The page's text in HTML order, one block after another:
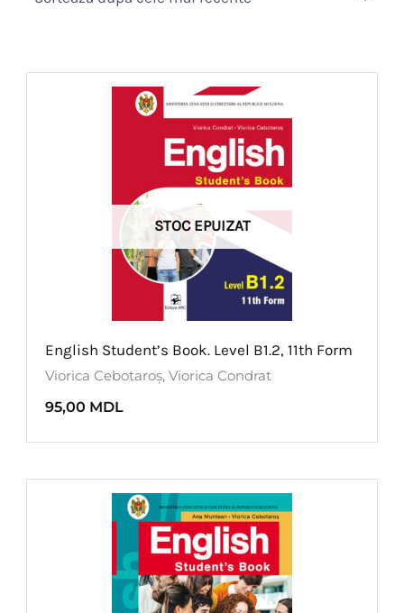
STOC EPUIZAT
English Student’s Book. Level B1.2, 11th Form
Viorica Cebotaroș,Viorica Condrat
95,00 MDL